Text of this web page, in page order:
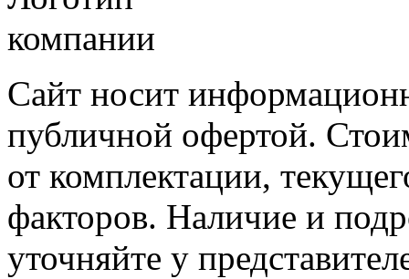
Сайт носит
публичной офертой.
от комплектации,
факторов. Наличие и
уточняйте у